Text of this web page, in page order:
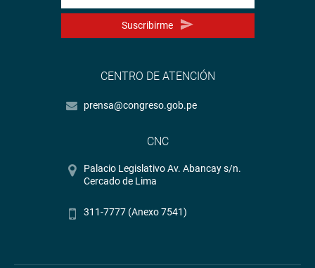
Suscribirme
CENTRO DE ATENCIÓN
prensa@congreso.gob.pe
CNC
Palacio Legislativo Av. Abancay s/n.
Cercado de Lima
311-7777 (Anexo 7541)